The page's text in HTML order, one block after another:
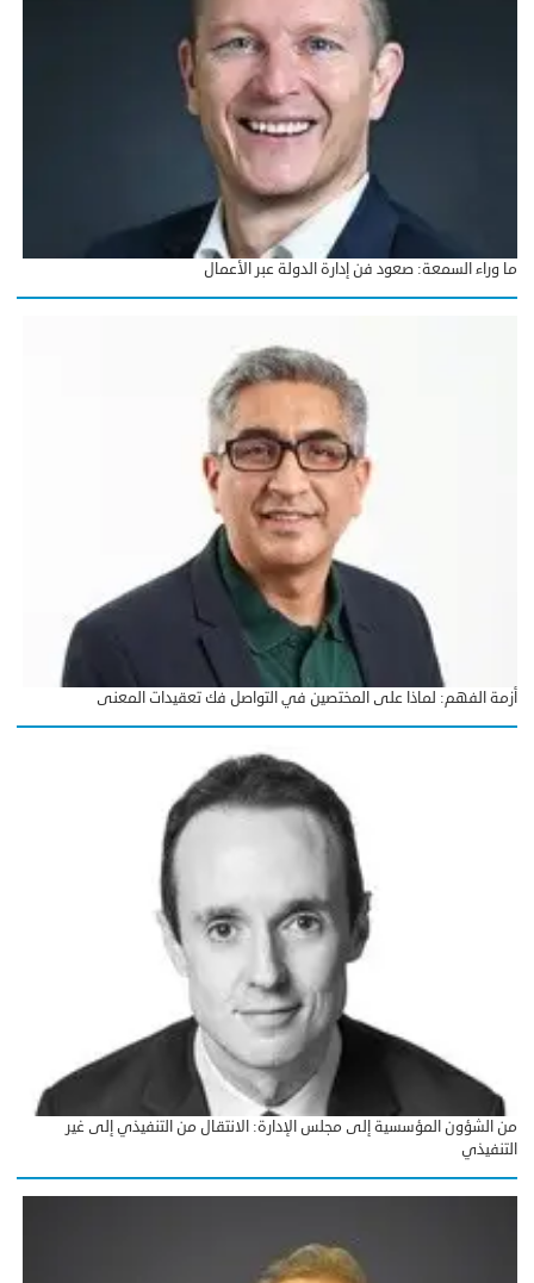
ما وراء السمعة: صعود فن إدارة الدولة عبر الأعمال
أزمة الفهم: لماذا على المختصين في التواصل فك تعقيدات المعنى
من الشؤون المؤسسية إلى مجلس الإدارة: الانتقال من التنفيذي إلى غير
التنفيذي